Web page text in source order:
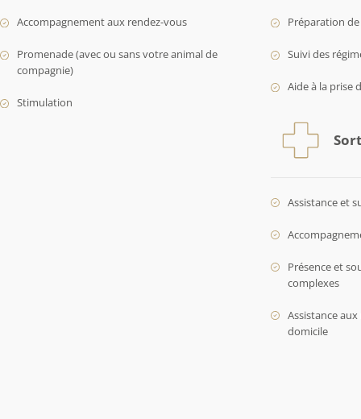
Accompagnement aux rendez-vous
Promenade (avec ou sans votre animal de
compagnie)
Stimulation
Préparation
Suivi des
Aide à la prise
Assistance et
Présence et
complexes
Assistance
domicile